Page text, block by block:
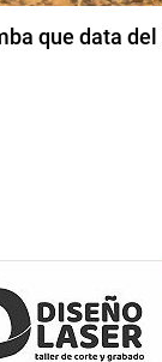
que data del